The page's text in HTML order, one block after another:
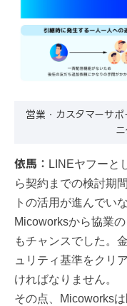
営業・カスタマーサ
​​依馬： LINEヤフーと
ら契約までの検討期
トの活用が進んでい
Micoworksから協業​​​​
もチャンスでした。
ュリティ基準をクリ
ければなりません。
その点、Micoworks